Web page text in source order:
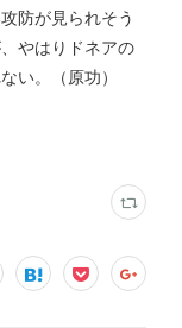
防が見られそう
やはりドネアの
い。（原功）